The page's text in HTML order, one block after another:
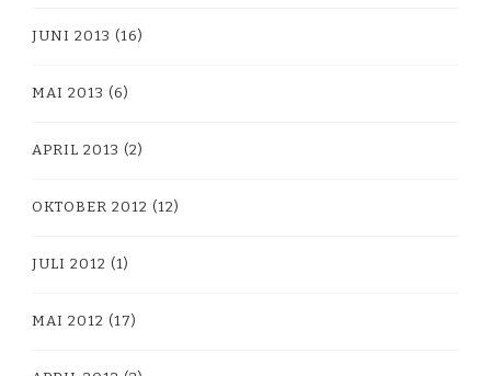
JUNI 2013 (16)
MAI 2013 (6)
APRIL 2013 (2)
OKTOBER 2012 (12)
JULI 2012 (1)
MAI 2012 (17)